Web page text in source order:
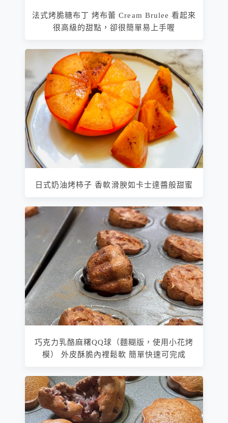
法式烤脆糖布丁 烤布蕾 Cream Brulee 看起來
很高級的甜點，卻很簡單易上手喔
日式奶油烤柿子 香軟滑腴如卡士達醬般甜蜜
巧克力乳酪麻糬QQ球（麵糊版，使用小花烤
模） 外皮酥脆內裡鬆軟 簡單快速可完成